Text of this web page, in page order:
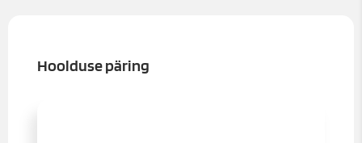
Hoolduse päring